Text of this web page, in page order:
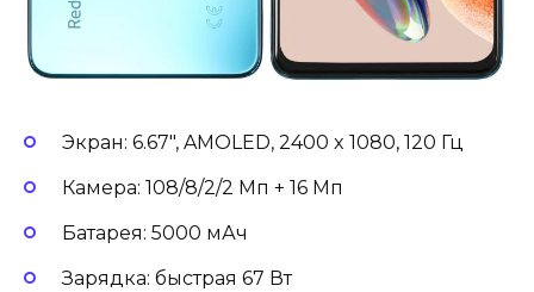
Экран: 6.67″, AMOLED, 2400 x 1080, 120 Гц
Камера: 108/8/2/2 Мп + 16 Мп
Батарея: 5000 мАч
Зарядка: быстрая 67 Вт